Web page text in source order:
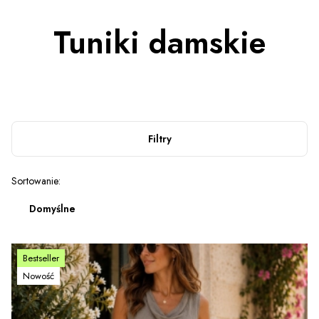
Tuniki damskie
Filtry
Lista produktów
Sortowanie:
Domyślne
Bestseller
Nowość